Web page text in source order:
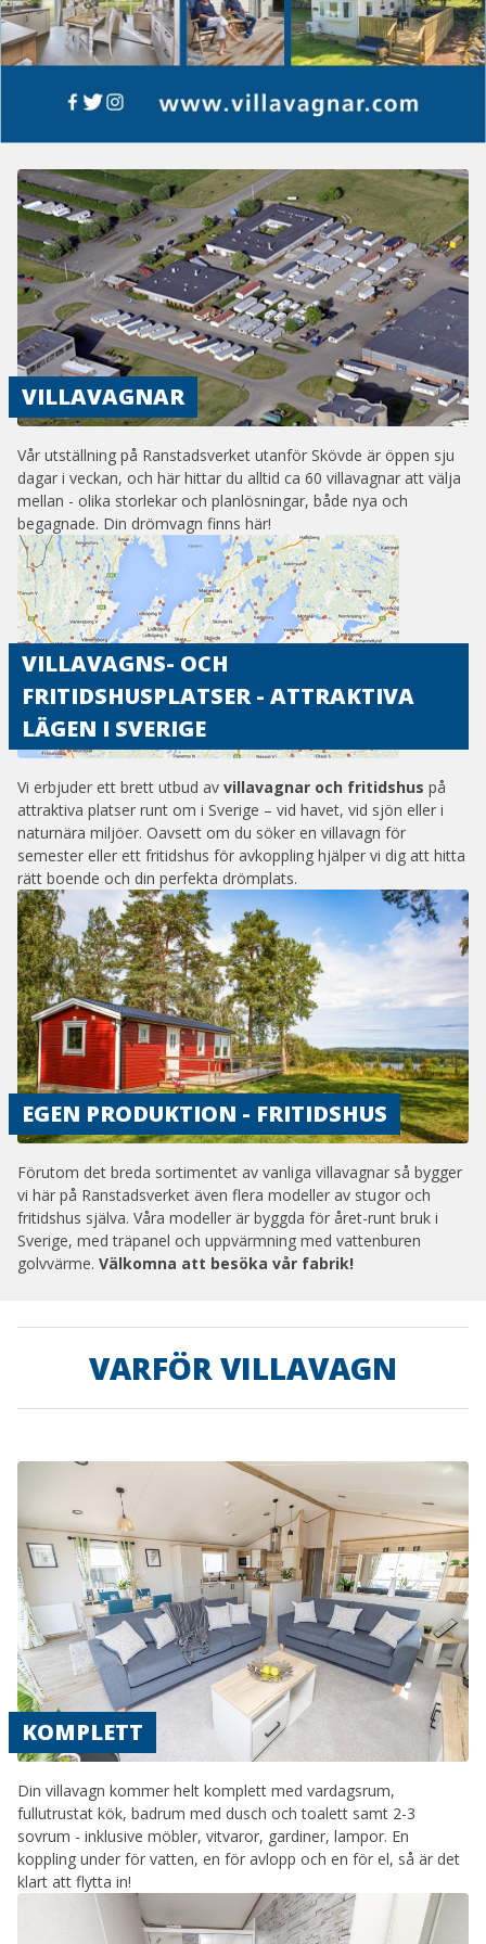
VILLAVAGNAR
Vår utställning på Ranstadsverket utanför Skövde är öppen sju
dagar i veckan, och här hittar du alltid ca 60 villavagnar att välja
mellan - olika storlekar och planlösningar, både nya och
begagnade. Din drömvagn finns här!
VILLAVAGNS- OCH
FRITIDSHUSPLATSER - ATTRAKTIVA
LÄGEN I SVERIGE
Vi erbjuder ett brett utbud av villavagnar och fritidshus på
attraktiva platser runt om i Sverige – vid havet, vid sjön eller i
naturnära miljöer. Oavsett om du söker en villavagn för
semester eller ett fritidshus för avkoppling hjälper vi dig att hitta
rätt boende och din perfekta drömplats.
EGEN PRODUKTION - FRITIDSHUS
Förutom det breda sortimentet av vanliga villavagnar så bygger
vi här på Ranstadsverket även flera modeller av stugor och
fritidshus själva. Våra modeller är byggda för året-runt bruk i
Sverige, med träpanel och uppvärmning med vattenburen
golvvärme. Välkomna att besöka vår fabrik!
VARFÖR VILLAVAGN
KOMPLETT
Din villavagn kommer helt komplett med vardagsrum,
fullutrustat kök, badrum med dusch och toalett samt 2-3
sovrum - inklusive möbler, vitvaror, gardiner, lampor. En
koppling under för vatten, en för avlopp och en för el, så är det
klart att flytta in!